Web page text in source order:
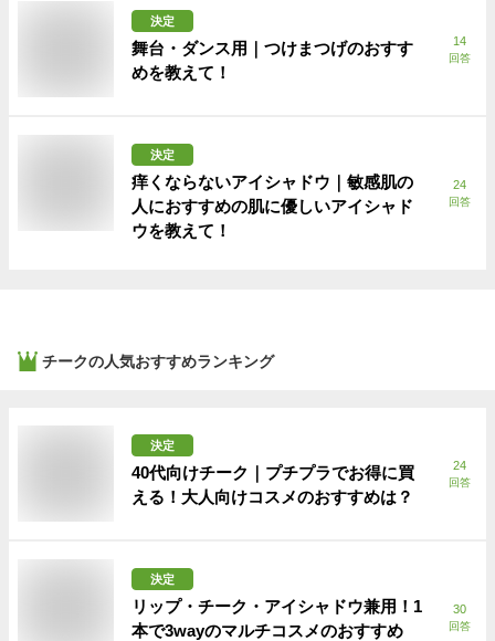
決定
舞台・ダンス用｜つけまつげのおすす
めを教えて！
14
回答
決定
痒くならないアイシャドウ｜敏感肌の
人におすすめの肌に優しいアイシャド
ウを教えて！
24
回答
チークの人気おすすめランキング
決定
40代向けチーク｜プチプラでお得に買
える！大人向けコスメのおすすめは？
24
回答
決定
リップ・チーク・アイシャドウ兼用！1
本で3wayのマルチコスメのおすすめ
30
回答